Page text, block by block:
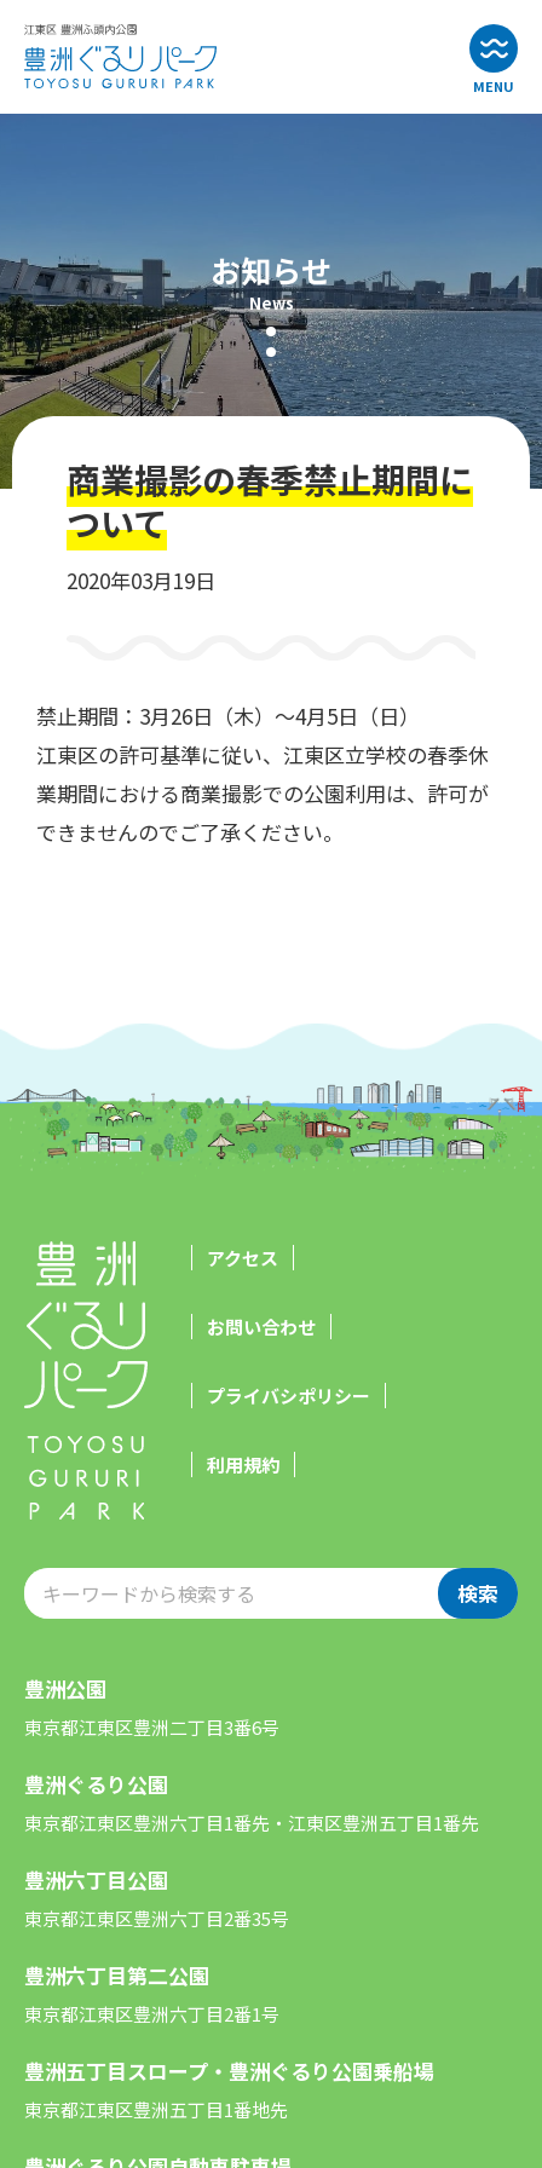
MENU
公園・施設紹介
アクセス
お問い合わせ
催しものやロケなどの業務利用をお考えの方
ご利用について 各種申請・手続き等
お知らせ
News
商業撮影の春季禁止期間に
ついて
2020年03月19日
禁止期間：3月26日（木）～4月5日（日）
江東区の許可基準に従い、江東区立学校の春季休
業期間における商業撮影での公園利用は、許可が
できませんのでご了承ください。
アクセス
お問い合わせ
プライバシポリシー
利用規約
検索
豊洲公園
東京都江東区豊洲二丁目3番6号
豊洲ぐるり公園
東京都江東区豊洲六丁目1番先・江東区豊洲五丁目1番先
豊洲六丁目公園
東京都江東区豊洲六丁目2番35号
豊洲六丁目第二公園
東京都江東区豊洲六丁目2番1号
豊洲五丁目スロープ・豊洲ぐるり公園乗船場
東京都江東区豊洲五丁目1番地先